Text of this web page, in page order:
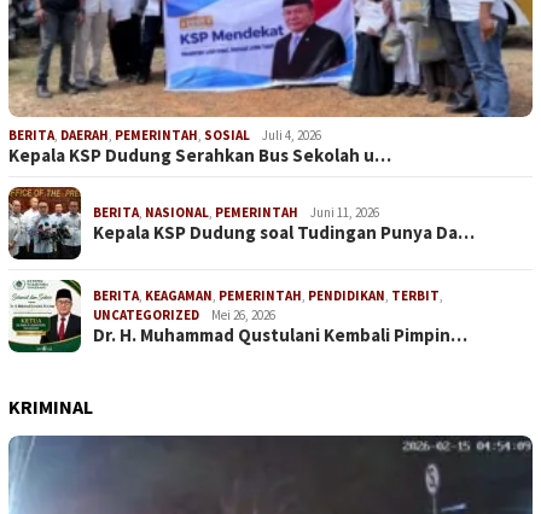
BERITA, DAERAH, PEMERINTAH, SOSIAL Juli 4, 2026
Kepala KSP Dudung Serahkan Bus Sekolah u…
BERITA, NASIONAL, PEMERINTAH Juni 11, 2026
Kepala KSP Dudung soal Tudingan Punya Da…
BERITA, KEAGAMAN, PEMERINTAH, PENDIDIKAN, TERBIT,
UNCATEGORIZED
Mei 26, 2026
Dr. H. Muhammad Qustulani Kembali Pimpin…
KRIMINAL